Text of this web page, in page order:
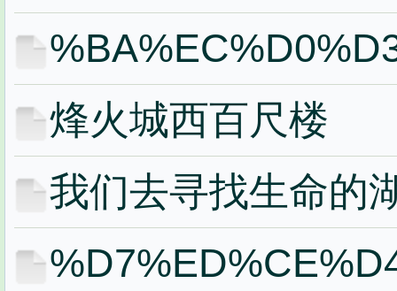
烽火城西百尺楼
我们去寻找生命的